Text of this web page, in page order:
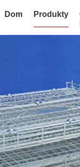
Dom Produkty